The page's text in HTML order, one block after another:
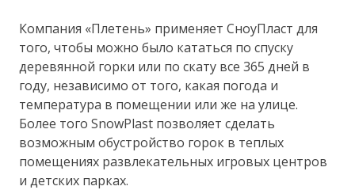
Компания «Плетень» применяет СноуПласт для
того, чтобы можно было кататься по спуску
деревянной горки или по скату все 365 дней в
году, независимо от того, какая погода и
температура в помещении или же на улице.
Более того SnowPlast позволяет сделать
возможным обустройство горок в теплых
помещениях развлекательных игровых центров
и детских парках.